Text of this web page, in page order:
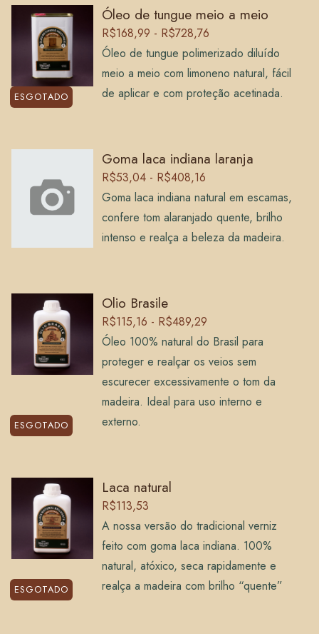
ESGOTADO
Óleo de tungue meio a meio
R$168,99 - R$728,76
Óleo de tungue polimerizado diluído
meio a meio com limoneno natural, fácil
de aplicar e com proteção acetinada.
Goma laca indiana laranja
R$53,04 - R$408,16
Goma laca indiana natural em escamas,
confere tom alaranjado quente, brilho
intenso e realça a beleza da madeira.
ESGOTADO
Olio Brasile
R$115,16 - R$489,29
Óleo 100% natural do Brasil para
proteger e realçar os veios sem
escurecer excessivamente o tom da
madeira. Ideal para uso interno e
externo.
ESGOTADO
Laca natural
R$113,53
A nossa versão do tradicional verniz
feito com goma laca indiana. 100%
natural, atóxico, seca rapidamente e
realça a madeira com brilho “quente”